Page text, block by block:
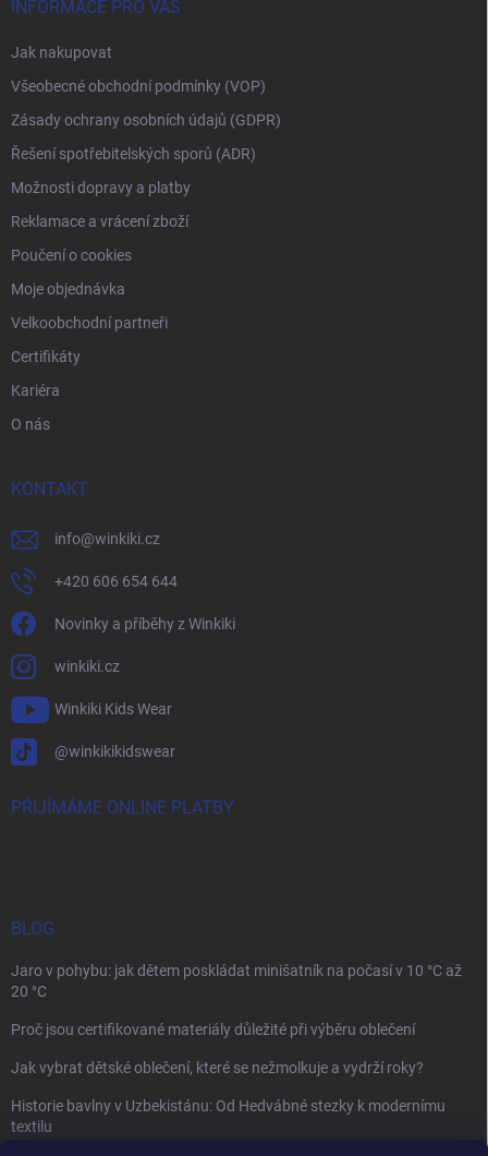
INFORMACE PRO VÁS
Jak nakupovat
Všeobecné obchodní podmínky (VOP)
Zásady ochrany osobních údajů (GDPR)
Řešení spotřebitelských sporů (ADR)
Možnosti dopravy a platby
Reklamace a vrácení zboží
Poučení o cookies
Moje objednávka
Velkoobchodní partneři
Certifikáty
Kariéra
O nás
KONTAKT
info@winkiki.cz
+420 606 654 644
Novinky a příběhy z Winkiki
winkiki.cz
Winkiki Kids Wear
@winkikikidswear
PŘIJÍMÁME ONLINE PLATBY
BLOG
Jaro v pohybu: jak dětem poskládat minišatník na počasí v 10 °C až
20 °C
Proč jsou certifikované materiály důležité při výběru oblečení
Jak vybrat dětské oblečení, které se nežmolkuje a vydrží roky?
Historie bavlny v Uzbekistánu: Od Hedvábné stezky k modernímu
textilu